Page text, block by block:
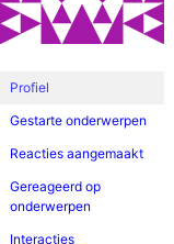
Profiel
Gestarte onderwerpen
Reacties aangemaakt
Gereageerd op
onderwerpen
Interacties